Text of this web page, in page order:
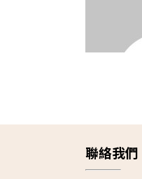
聯絡我們